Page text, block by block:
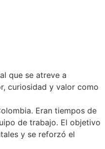
que se atreve a
curiosidad y valor como
Eran tiempos de
de trabajo. El objetivo
y se reforzó el